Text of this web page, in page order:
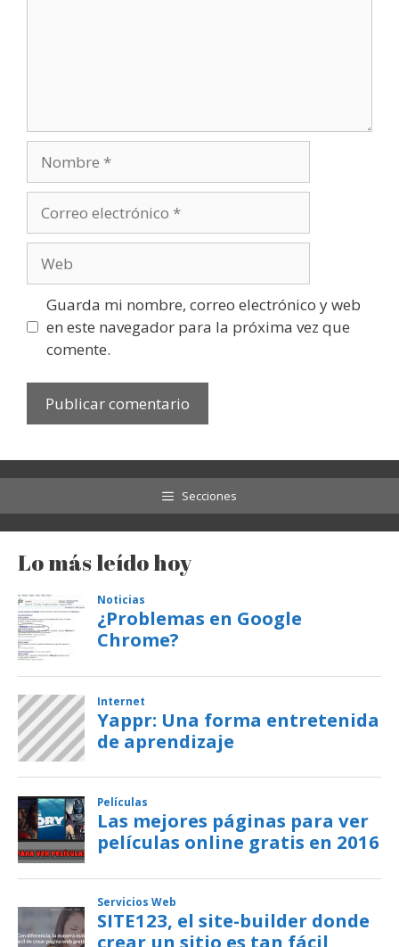
electrónico
Guarda mi nombre, correo electrónico y web
en este navegador para la próxima vez que
comente.
Secciones
Lo más leído hoy